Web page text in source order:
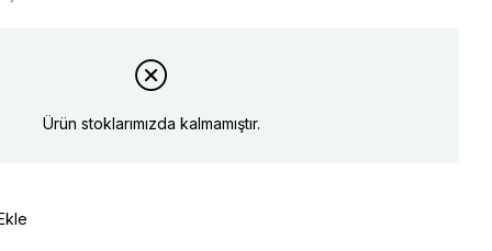
Ürün stoklarımızda kalmamıştır.